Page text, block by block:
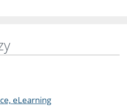
eLearning